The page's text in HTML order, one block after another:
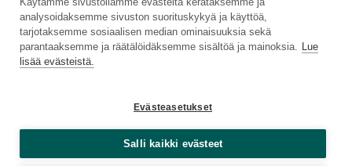
analysoidaksemme sivuston suorituskykyä ja käyttöä,
tarjotaksemme sosiaalisen median ominaisuuksia sekä
parantaaksemme ja räätälöidäksemme sisältöä ja mainoksia. Lue
lisää evästeistä.
Evästeasetukset
Salli kaikki evästeet